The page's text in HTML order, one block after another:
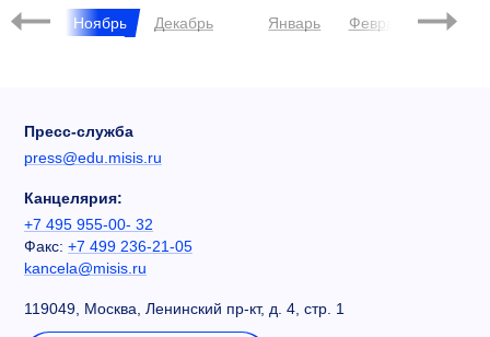
Ноябрь Декабрь
Январь
Февраль Март
Пресс-служба
press@edu.misis.ru
Канцелярия:
+7 495 955-00- 32
Факс: +7 499 236-21-05
kancela@misis.ru
119049, Москва, Ленинский пр-кт, д. 4, стр. 1